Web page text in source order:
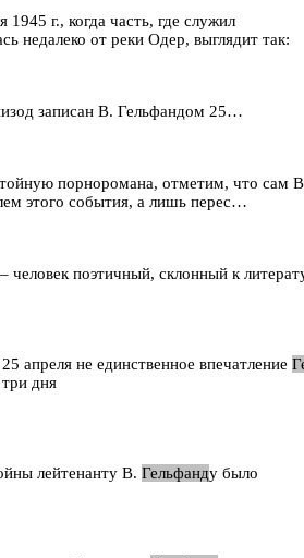
г., когда часть, где служил
недалеко от реки Одер, выглядит так:
записан В. Гельфандом 25…
порноромана, отметим, что сам
этого события, а лишь перес…
– человек поэтичный, склонный к
апреля не единственное впечатление
дня
лейтенанту В. Гельфанду было